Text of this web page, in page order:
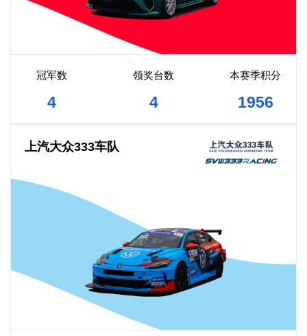
冠军数
4
领奖台数
4
本赛季积分
1956
上汽大众333车队